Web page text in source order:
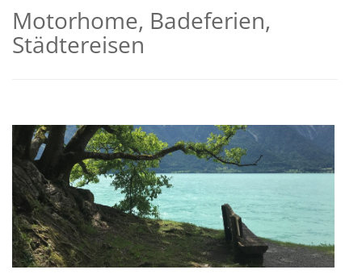
Motorhome, Badeferien,
Städtereisen